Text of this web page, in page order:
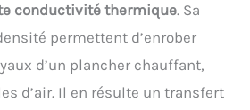
conductivité thermique. Sa
permettent d’enrober
d’un plancher chauffant,
d’air. Il en résulte un transfert